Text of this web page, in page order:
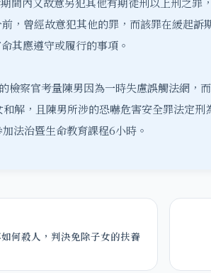
，曾經故意犯其他的罪，而該罪在緩起訴
其應遵守或履行的事項。
察官考量陳男因為一時失慮誤觸法網，
和解，且陳男所涉的恐嚇危害安全罪法定
法治暨生命教育課程6小時。
何殺人，判決免除子女的扶養